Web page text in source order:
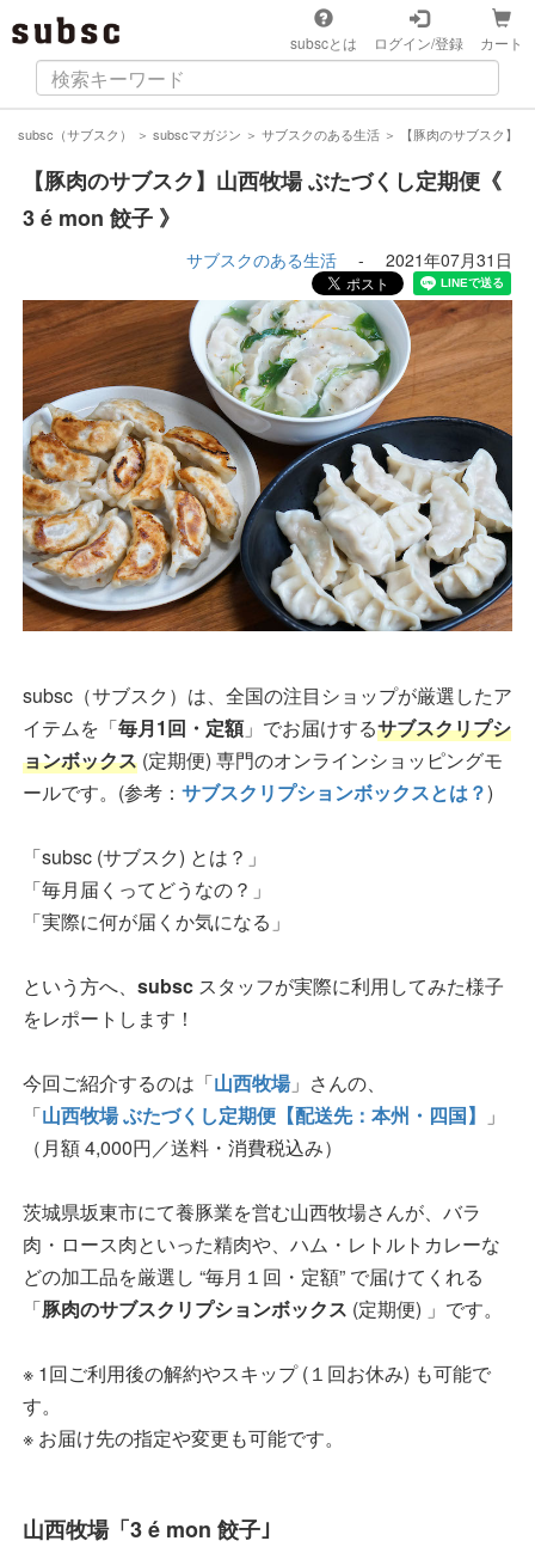
subscとは ログイン/登録 カート
subsc（サブスク） ＞ subscマガジン ＞ サブスクのある生活 ＞ 【豚肉のサブスク】
【豚肉のサブスク】山西牧場 ぶたづくし定期便《
3 é mon 餃子 》
サブスクのある生活 - 2021年07月31日
subsc（サブスク）は、全国の注目ショップが厳選したア
イテムを「毎月1回・定額」でお届けするサブスクリプシ
ョンボックス (定期便) 専門のオンラインショッピングモ
ールです。(参考： サブスクリプションボックスとは？)
「subsc (サブスク) とは？」
「毎月届くってどうなの？」
「実際に何が届くか気になる」
という方へ、 subsc スタッフが実際に利用してみた様子
をレポートします！
今回ご紹介するのは「山西牧場」さんの、
「山西牧場 ぶたづくし定期便【配送先：本州・四国】
」
（月額 4,000円／送料・消費税込み）
茨城県坂東市にて養豚業を営む山西牧場さんが、バラ
肉・ロース肉といった精肉や、ハム・レトルトカレーな
どの加工品を厳選し “毎月１回・定額” で届けてくれる
「豚肉のサブスクリプションボックス (定期便) 」です。
※ 1回ご利用後の解約やスキップ (１回お休み) も可能で
す。
※ お届け先の指定や変更も可能です。
山西牧場「3 é mon 餃子｣